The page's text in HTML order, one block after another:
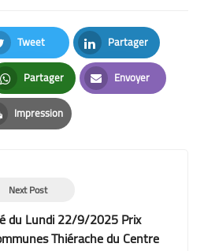
Tweet
Twitter
Partager
LinkedIn
Partager
Whatsapp
Envoyer
Email
Impression
Print
Next Post
du Lundi 22/9/2025 Prix
Thiérache du Centre